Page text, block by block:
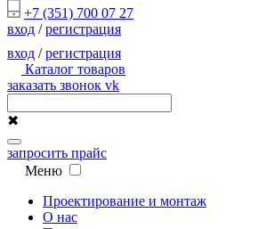
+7 (351) 700 07 27
вход /регистрация
вход /регистрация
Каталог товаров
заказать звонок vk
✖
запросить прайс
Меню
Проектирование и монтаж
О нас